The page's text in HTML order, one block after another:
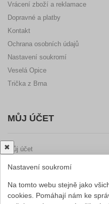
Vrácení zboží a reklamace
Dopravné a platby
Kontakt
Ochrana osobních údajů
Nastavení soukromí
Veselá Opice
Trička z Brna
MŮJ ÚČET
Můj účet
Seznam objednávek
✖
Nastavení soukromí
Na tomto webu stejně jako
cookies. Pomáhají nám ke